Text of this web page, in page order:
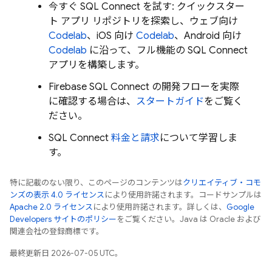
今すぐ SQL Connect を試す: クイックスター
ト アプリ リポジトリを探索し、ウェブ向け
Codelab、iOS 向け Codelab、Android 向け
Codelab に沿って、フル機能の SQL Connect
アプリを構築します。
Firebase SQL Connect の開発フローを実際
に確認する場合は、 スタートガイドをご覧く
ださい。
SQL Connect 料金と請求について学習しま
す。
特に記載のない限り、このページのコンテンツはクリエイティブ・コモ
ンズの表示 4.0 ライセンスにより使用許諾されます。コードサンプルは
Apache 2.0 ライセンスにより使用許諾されます。詳しくは、 Google
Developers サイトのポリシーをご覧ください。Java は Oracle および
関連会社の登録商標です。
最終更新日 2026-07-05 UTC。